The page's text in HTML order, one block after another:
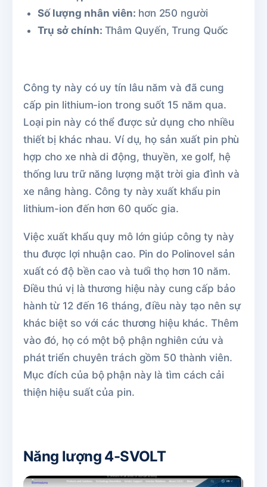
Số lượng nhân viên: hơn 250 người
Trụ sở chính: Thâm Quyến, Trung Quốc
Công ty này có uy tín lâu năm và đã cung
cấp pin lithium-ion trong suốt 15 năm qua.
Loại pin này có thể được sử dụng cho nhiều
thiết bị khác nhau. Ví dụ, họ sản xuất pin phù
hợp cho xe nhà di động, thuyền, xe golf, hệ
thống lưu trữ năng lượng mặt trời gia đình và
xe nâng hàng. Công ty này xuất khẩu pin
lithium-ion đến hơn 60 quốc gia.
Việc xuất khẩu quy mô lớn giúp công ty này
thu được lợi nhuận cao. Pin do Polinovel sản
xuất có độ bền cao và tuổi thọ hơn 10 năm.
Điều thú vị là thương hiệu này cung cấp bảo
hành từ 12 đến 16 tháng, điều này tạo nên sự
khác biệt so với các thương hiệu khác. Thêm
vào đó, họ có một bộ phận nghiên cứu và
phát triển chuyên trách gồm 50 thành viên.
Mục đích của bộ phận này là tìm cách cải
thiện hiệu suất của pin.
Năng lượng 4-SVOLT